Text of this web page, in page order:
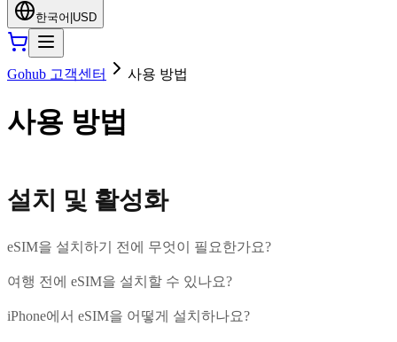
한국어 USD
Gohub 고객센터 사용 방법
사용 방법
설치 및 활성화
eSIM을 설치하기 전에 무엇이 필요한가요?
여행 전에 eSIM을 설치할 수 있나요?
iPhone에서 eSIM을 어떻게 설치하나요?